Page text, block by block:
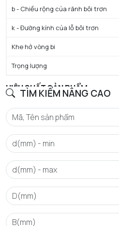
TÌM KIẾM NÂNG CAO
b - Chiều rộng của rãnh bôi trơn
k - Đường kính của lỗ bôi trơn
Khe hở vòng bi
Trọng lượng
HIỆU SUẤT SẢN PHẨM
C - Tải trọng động cơ bản danh định
C0 - Tải trọng tĩnh cơ bản danh định
Cu - Giới hạn tải trọng mỏi
e - Trị số giới hạn
Y1 - Hệ số tải trọng trục thấp hơn
Y2 - Hệ số tải trọng trục trên